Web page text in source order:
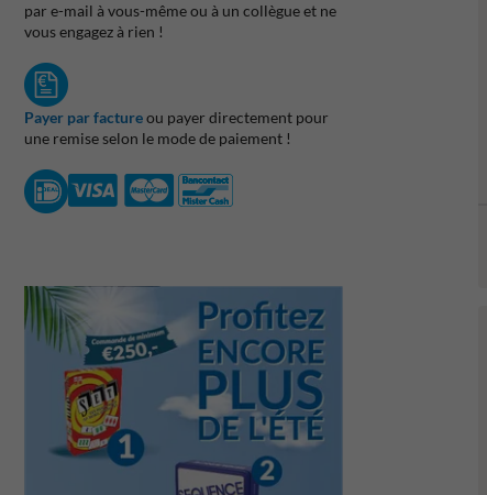
par e-mail à vous-même ou à un collègue et ne
vous engagez à rien !
Payer par factureou payer directement pour
une remise selon le mode de paiement !